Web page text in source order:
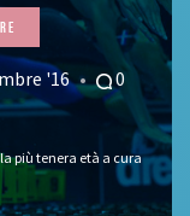
'16 0
più tenera età a cura